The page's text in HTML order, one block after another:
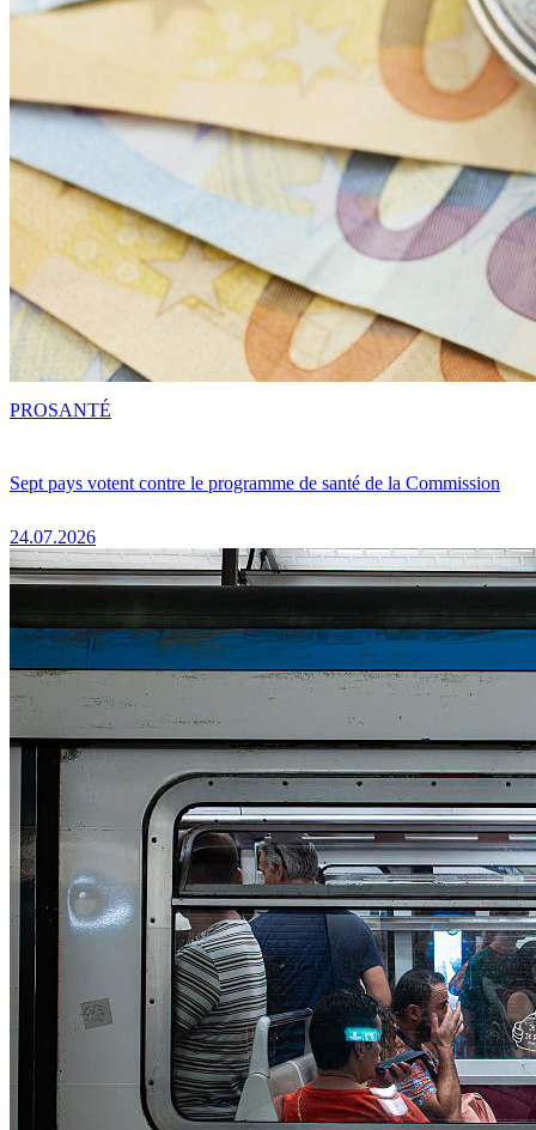
Sept pays votent contre le programme de santé de la Commission
24.07.2026
PROSANTÉ